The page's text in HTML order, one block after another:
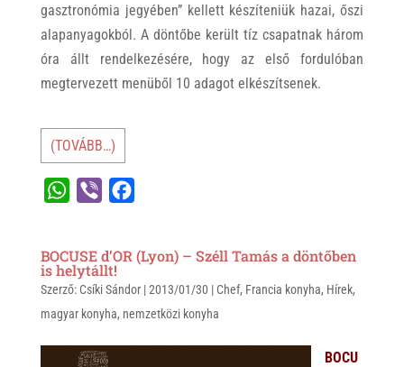
gasztronómia jegyében” kellett készíteniük hazai, őszi
alapanyagokból. A döntőbe került tíz csapatnak három
óra állt rendelkezésére, hogy az első fordulóban
megtervezett menüből 10 adagot elkészítsenek.
(TOVÁBB…)
t
s
A
p
e
r
e
b
o
o
BOCUSE d’OR (Lyon) – Széll Tamás a döntőben
is helytállt!
Szerző: Csíki Sándor|2013/01/30 | Chef, Francia konyha, Hírek,
magyar konyha, nemzetközi konyha
BOCU